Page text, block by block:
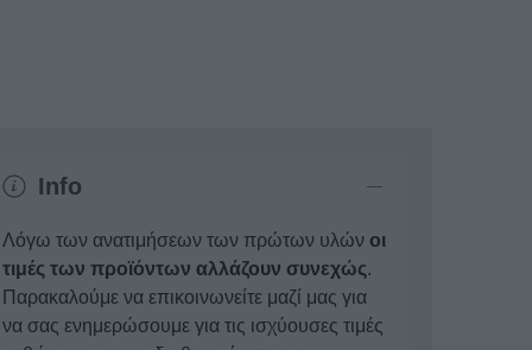
Info
Λόγω των ανατιμήσεων των πρώτων υλών οι
τιμές των προϊόντων αλλάζουν συνεχώς.
Παρακαλούμε να επικοινωνείτε μαζί μας για
να σας ενημερώσουμε για τις ισχύουσες τιμές